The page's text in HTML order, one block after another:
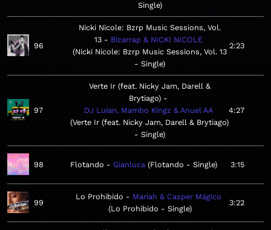
Single
96
Nicki Nicole: Bzrp Music Sessions, Vol.
13
Bizarrap & NICKI NICOLE
Nicki Nicole: Bzrp Music Sessions, Vol. 13
- Single
2:23
97
Verte Ir (feat. Nicky Jam, Darell &
Brytiago)
DJ Luian, Mambo Kingz & Anuel AA
Verte Ir (feat. Nicky Jam, Darell & Brytiago)
- Single
4:27
98 Flotando Gianluca Flotando - Single 3:15
99
Lo Prohibido
Mariah & Casper Mágico
Lo Prohibido - Single
3:22